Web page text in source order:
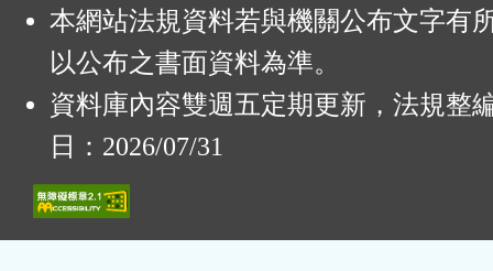
本網站法規資料若與機關公布文字有
以公布之書面資料為準。
資料庫內容雙週五定期更新，法規整
日：2026/07/31